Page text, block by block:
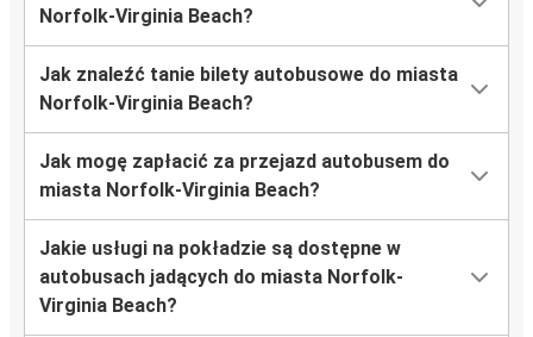
Norfolk-Virginia Beach?
Jak znaleźć tanie bilety autobusowe do miasta
Norfolk-Virginia Beach?
Jak mogę zapłacić za przejazd autobusem do
miasta Norfolk-Virginia Beach?
Jakie usługi na pokładzie są dostępne w
autobusach jadących do miasta Norfolk-
Virginia Beach?